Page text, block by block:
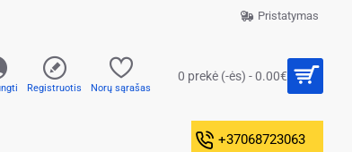
Pristatymas
Registruotis Norų sąrašas
0 prekė (-ės) - 0.00€
+37068723063